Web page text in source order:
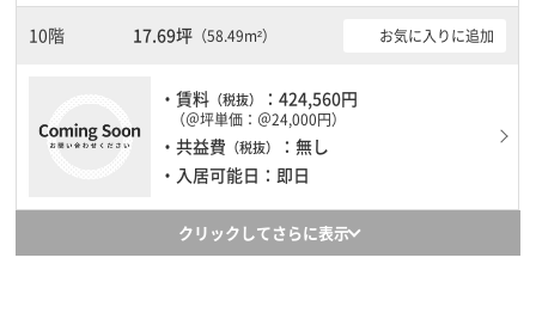
10階 17.69坪（58.49m²） お気に入りに追加
・賃料 （税抜） ：424,560円
（＠坪単価：＠24,000円）
・共益費 （税抜）
：無し
・入居可能日：即日
クリックしてさらに表示